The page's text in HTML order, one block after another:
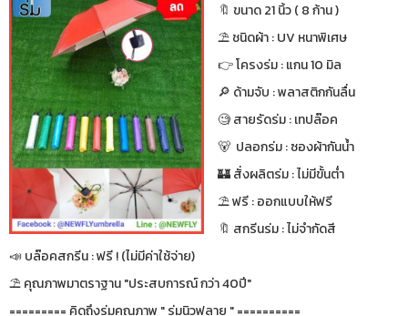
🔖 ขนาด 21 นิ้ว ( 8 ก้าน )
⛱ ชนิดผ้า : UV หนาพิเศษ
👉 โครงร่ม : แกน 10 มิล
🔎 ด้ามจับ : พลาสติกกันลื่น
🧐 สายรัดร่ม : เทปล๊อค
🐻 ปลอกร่ม : ซองผ้ากันน้ำ
🏰 สั่งผลิตร่ม : ไม่มีขั้นต่ำ
⛱ ฟรี : ออกแบบให้ฟรี
🔖 สกรีนร่ม : ไม่จำกัดสี
📣 บล๊อคสกรีน : ฟรี ! (ไม่มีค่าใช้จ่าย)
⛱ คุณภาพมาตราฐาน "ประสบการณ์ กว่า 40ปี"
========= คิดถึงร่มคุณภาพ " ร่มนิวฟลาย " ==========